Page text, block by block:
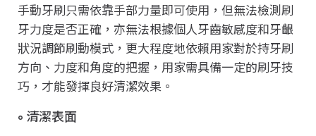
手動牙刷只需依靠手部力量即可使用，但無法檢測刷
牙力度是否正確，亦無法根據個人牙齒敏感度和牙齦
狀況調節刷動模式，更大程度地依賴用家對於持牙刷
方向、力度和角度的把握，用家需具備一定的刷牙技
巧，才能發揮良好清潔效果。
清潔表面